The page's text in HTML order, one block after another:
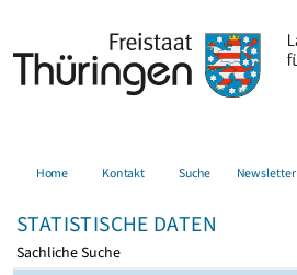
Home Kontakt Suche Newsletter
STATISTISCHE DATEN
Sachliche Suche